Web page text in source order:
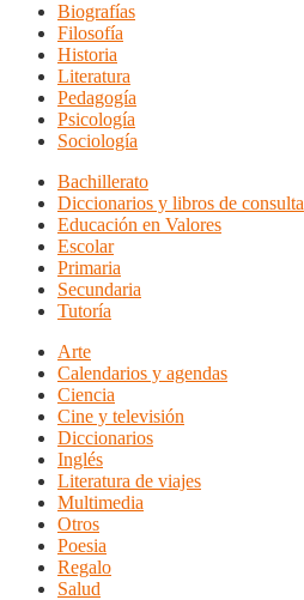
Biografías
Filosofía
Historia
Literatura
Pedagogía
Psicología
Sociología
Bachillerato
Diccionarios y libros de consulta
Educación en Valores
Escolar
Primaria
Secundaria
Tutoría
Arte
Calendarios y agendas
Ciencia
Cine y televisión
Diccionarios
Inglés
Literatura de viajes
Multimedia
Otros
Poesia
Regalo
Salud